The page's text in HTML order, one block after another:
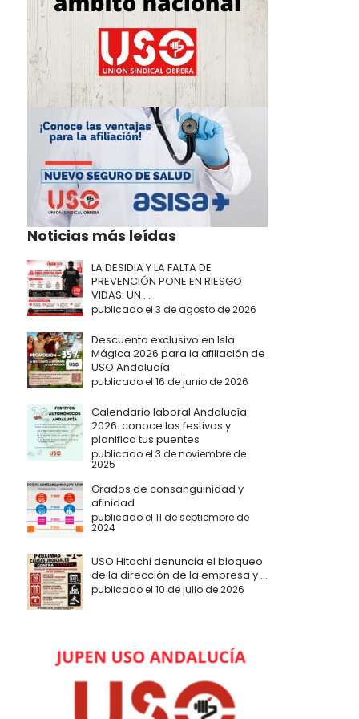
Noticias más leídas
LA DESIDIA Y LA FALTA DE
PREVENCIÓN PONE EN RIESGO
VIDAS: UN ...
publicado el 3 de agosto de 2026
Descuento exclusivo en Isla
Mágica 2026 para la afiliación de
USO Andalucía
publicado el 16 de junio de 2026
Calendario laboral Andalucía
2026: conoce los festivos y
planifica tus puentes
publicado el 3 de noviembre de
2025
Grados de consanguinidad y
afinidad
publicado el 11 de septiembre de
2024
USO Hitachi denuncia el bloqueo
de la dirección de la empresa y ...
publicado el 10 de julio de 2026